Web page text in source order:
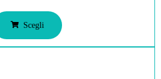
Scegli